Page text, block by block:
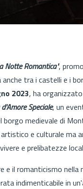
Notte Romantica",
tra i castelli e i
2023, ha
Speciale, un
borgo medievale di
e culturale ma
e prelibatezze
e il romanticismo
indimenticabile in